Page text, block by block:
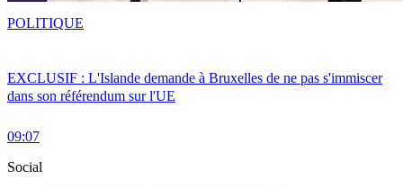
EXCLUSIF : L'Islande demande à Bruxelles de ne pas s'immiscer
dans son référendum sur l'UE
09:07
POLITIQUE
Social